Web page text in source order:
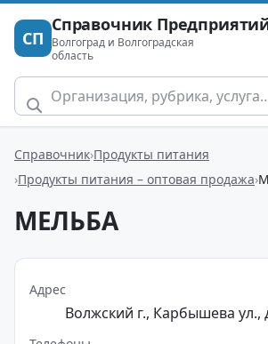
СП
Справочник
Волгоград и Волгоградская
область
Справочник Продукты питания
Продукты питания – оптовая продажа
МЕЛЬБА
Адрес
Волжский г., Карбышева ул.,